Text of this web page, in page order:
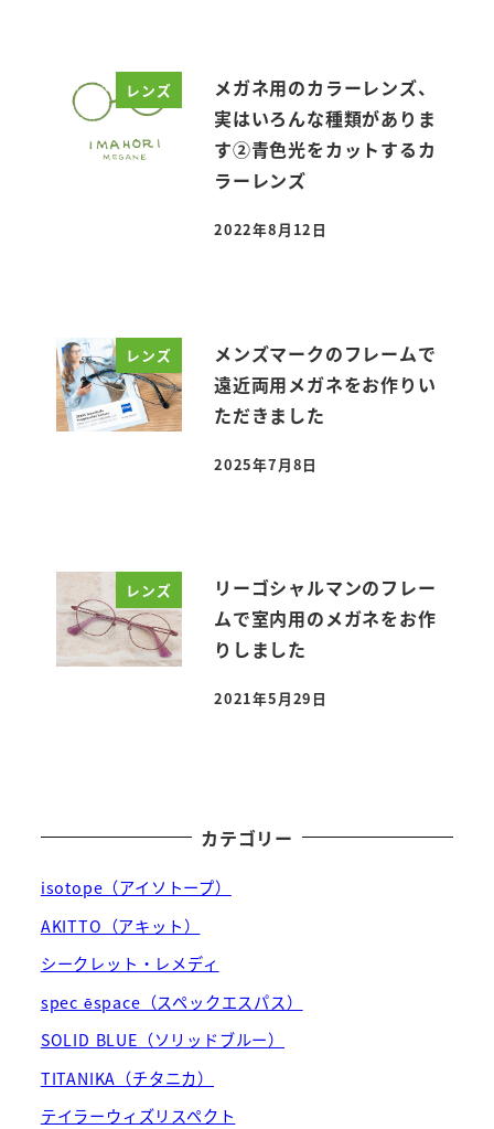
レンズ
メガネ用のカラーレンズ、
実はいろんな種類がありま
す②青色光をカットするカ
ラーレンズ
投稿日
2022年8月12日
レンズ
メンズマークのフレームで
遠近両用メガネをお作りい
ただきました
投稿日
2025年7月8日
レンズ
リーゴシャルマンのフレー
ムで室内用のメガネをお作
りしました
投稿日
2021年5月29日
カテゴリー
isotope（アイソトープ）
AKITTO（アキット）
シークレット・レメディ
spec ēspace（スペックエスパス）
SOLID BLUE（ソリッドブルー）
TITANIKA（チタニカ）
テイラーウィズリスペクト